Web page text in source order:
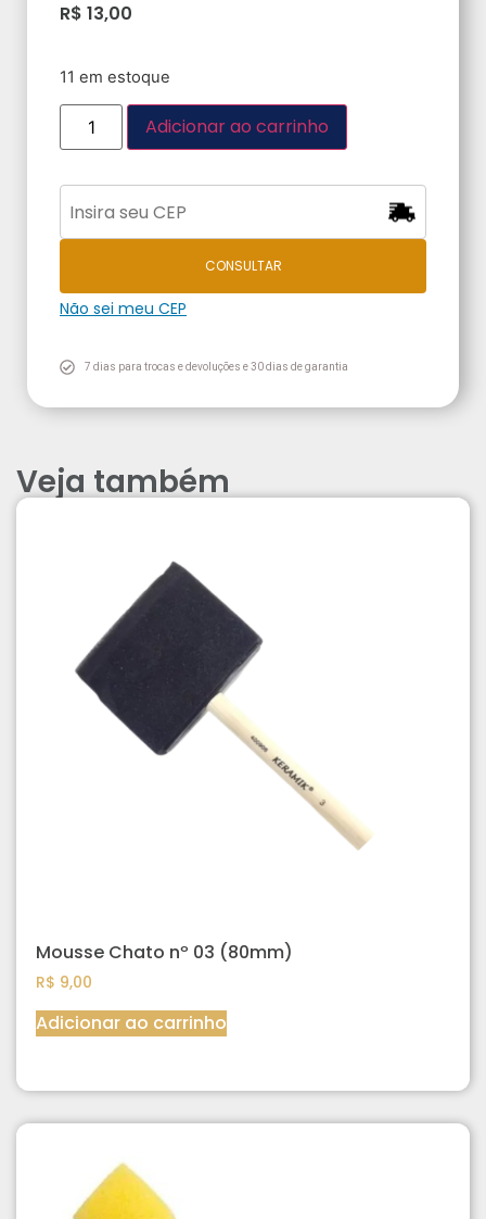
R$ 13,00
11 em estoque
Adicionar ao carrinho
CONSULTAR
Não sei meu CEP
7 dias para trocas e devoluções e 30 dias de garantia
Veja também
Mousse Chato nº 03 (80mm)
R$ 9,00
Adicionar ao carrinho